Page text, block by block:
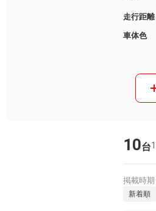
走行距離
車体色
10台1
掲載時期
新着順